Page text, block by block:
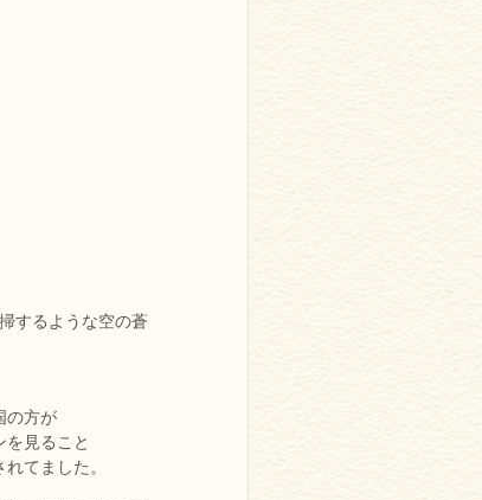
するような空の蒼
の方が
を見ること
てました。